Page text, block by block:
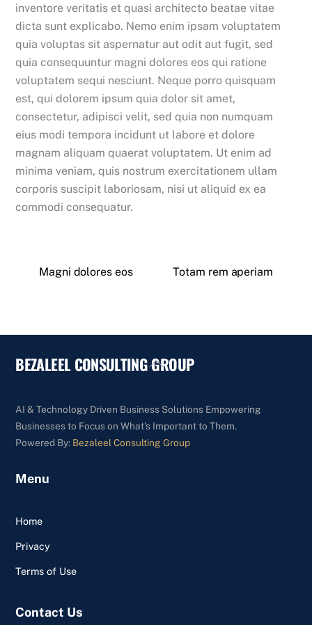
inventore veritatis et quasi architecto beatae vitae
dicta sunt explicabo. Nemo enim ipsam voluptatem
quia voluptas sit aspernatur aut odit aut fugit, sed
quia consequuntur magni dolores eos qui ratione
voluptatem sequi nesciunt. Neque porro quisquam
est, qui dolorem ipsum quia dolor sit amet,
consectetur, adipisci velit, sed quia non numquam
eius modi tempora incidunt ut labore et dolore
magnam aliquam quaerat voluptatem. Ut enim ad
minima veniam, quis nostrum exercitationem ullam
corporis suscipit laboriosam, nisi ut aliquid ex ea
commodi consequatur.
Magni dolores eos Totam rem aperiam
Back
BEZALEEL CONSULTING GROUP
AI & Technology Driven Business Solutions Empowering
Businesses to Focus on What's Important to Them.
Powered By: Bezaleel Consulting Group
Menu
Home
Privacy
Terms of Use
Contact Us